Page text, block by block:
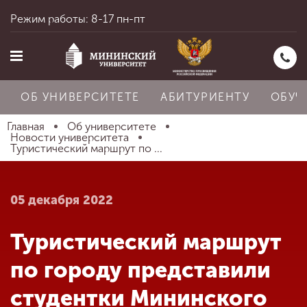
Главная
Абитуриенту
Режим работы: 8-17 пн-пт
ОБ УНИВЕРСИТЕТЕ АБИТУРИЕНТУ
Главная
Об университете
Новости университета
Туристический маршрут по ...
05 декабря 2022
Туристический маршрут
по городу представили
студентки Мининского